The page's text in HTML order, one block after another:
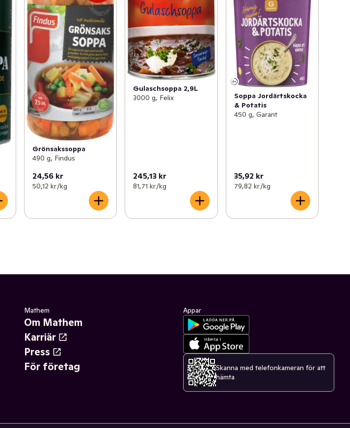
Grönsakssoppa
490 g, Findus
24,56 kr
50,12 kr /kg
Gulaschsoppa 2,9L
3000 g, Felix
245,13 kr
81,71 kr /kg
Soppa Jordärtskocka
& Potatis
450 g, Garant
35,92 kr
79,82 kr /kg
Mathem
Om Mathem
Karriär
Press
För företag
Appar
Skanna med telefonkameran för att
hämta